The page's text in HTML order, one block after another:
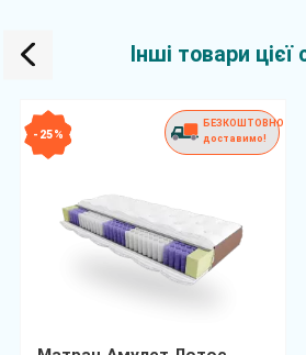
Інші товари цієї
- 25 %
БЕЗКОШТОВНО
доставимо!